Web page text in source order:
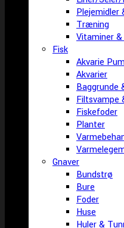
Plejemidler
Træning
Vitaminer
Fisk
Akvarie
Akvarier
Baggrunde
Filtsvampe
Fiskefoder
Planter
Gnaver
Bundstrø
Bure
Foder
Huse
Huler &